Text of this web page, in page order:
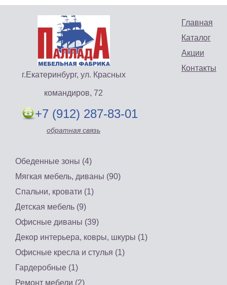
Главная
Каталог
Акции
Контакты
г.Екатеринбург, ул. Красных
командиров, 72
+7 (912) 287-83-01
обратная связь
Обеденные зоны (4)
Мягкая мебель, диваны (90)
Спальни, кровати (1)
Детская мебель (9)
Офисные диваны (39)
Декор интерьера, ковры, шкуры (1)
Офисные кресла и стулья (1)
Гардеробные (1)
Ремонт мебели (2)